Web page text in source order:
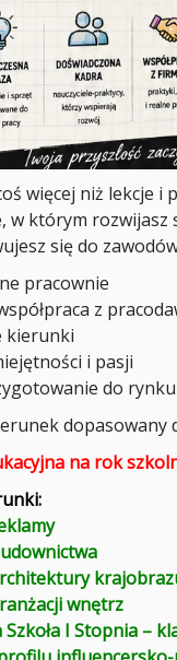
więcej niż lekcje i
w którym
się do
pracownie
z
kierunki
i pasji
do
dopasowany
na rok
wnętrz
I Stopnia –